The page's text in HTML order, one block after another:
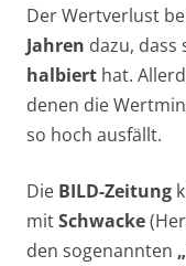
Der Wertverlust
Jahren dazu, dass
halbiert hat.
denen die
so hoch ausfällt.
Die BILD-Zeitung
mitSchwacke
den sogenannten